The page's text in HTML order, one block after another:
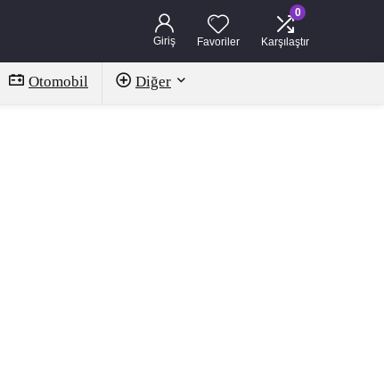
Giriş Favoriler
0
Karşılaştır
Otomobil Diğer